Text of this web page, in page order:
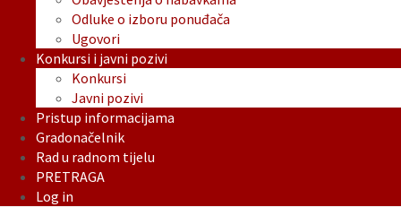
Odluke o izboru ponuđača
Ugovori
Konkursi i javni pozivi
Konkursi
Javni pozivi
Pristup informacijama
Gradonačelnik
Rad u radnom tijelu
PRETRAGA
Log in